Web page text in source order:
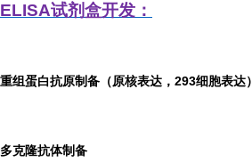
ELISA试剂盒开发：
重组蛋白抗原制备（原核表达，293细胞表达）
多克隆抗体制备